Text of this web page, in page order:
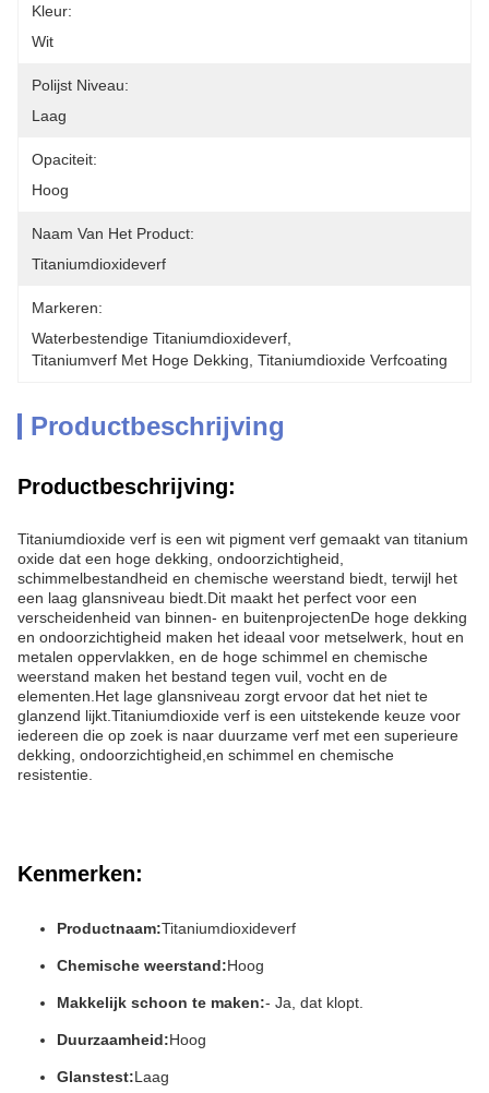
Kleur:
Wit
Polijst Niveau:
Laag
Opaciteit:
Hoog
Naam Van Het Product:
Titaniumdioxideverf
Markeren:
Waterbestendige Titaniumdioxideverf
Titaniumverf Met Hoge Dekking Titaniumdioxide Verfcoating
Productbeschrijving
Productbeschrijving:
Titaniumdioxide verf is een wit pigment verf gemaakt van titanium
oxide dat een hoge dekking, ondoorzichtigheid,
schimmelbestandheid en chemische weerstand biedt, terwijl het
een laag glansniveau biedt.Dit maakt het perfect voor een
verscheidenheid van binnen- en buitenprojectenDe hoge dekking
en ondoorzichtigheid maken het ideaal voor metselwerk, hout en
metalen oppervlakken, en de hoge schimmel en chemische
weerstand maken het bestand tegen vuil, vocht en de
elementen.Het lage glansniveau zorgt ervoor dat het niet te
glanzend lijkt.Titaniumdioxide verf is een uitstekende keuze voor
iedereen die op zoek is naar duurzame verf met een superieure
dekking, ondoorzichtigheid,en schimmel en chemische
resistentie.
Kenmerken:
Productnaam:Titaniumdioxideverf
Chemische weerstand:Hoog
Makkelijk schoon te maken:- Ja, dat klopt.
Duurzaamheid:Hoog
Glanstest:Laag